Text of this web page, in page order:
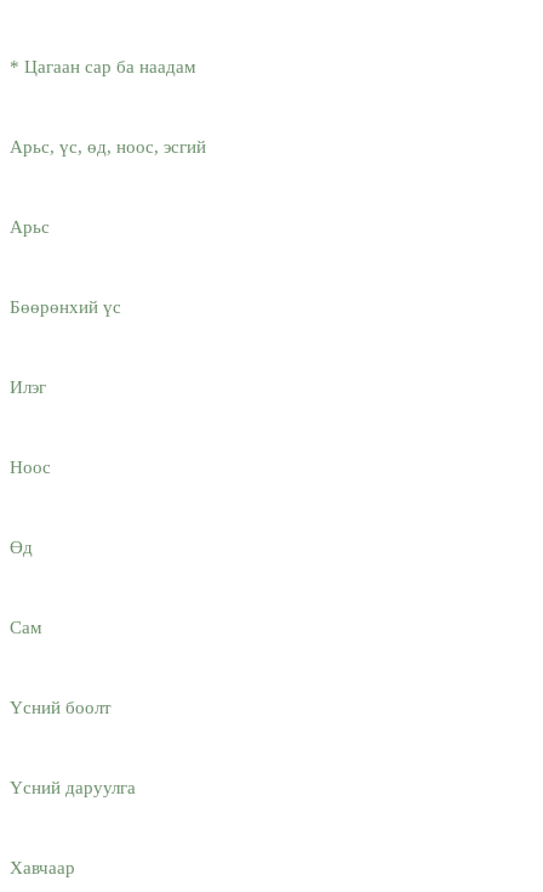
* Цагаан сар ба наадам
Арьс, үс, өд, ноос, эсгий
Арьс
Бөөрөнхий үс
Илэг
Ноос
Өд
Сам
Үсний боолт
Үсний даруулга
Хавчаар